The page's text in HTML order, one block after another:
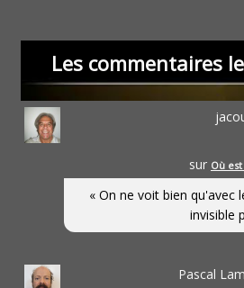
Les commentaires
sur Où est
« On ne voit bien qu'avec
invisible
Pascal